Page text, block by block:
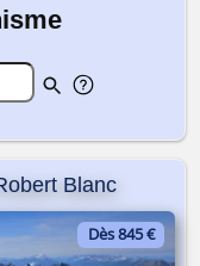
Blanc
Dès 845 €